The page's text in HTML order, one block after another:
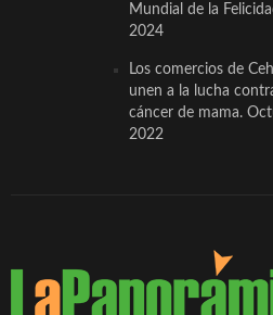
Mundial de la
2024
Los comercios de
unen a la lucha
cáncer de mama.
2022